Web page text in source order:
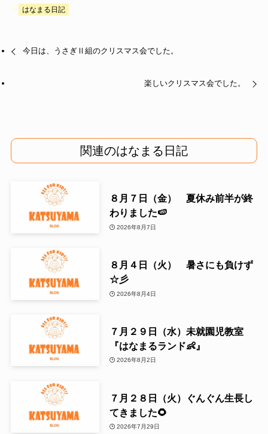
はなまる日記
今日は、うさぎⅡ組のクリスマス会でした。
楽しいクリスマス会でした。
関連のはなまる日記
８月７日（金） 夏休み前半が終
わりました🍉
2026年8月7日
８月４日（火） 暑さにも負けず
☆彡
2026年8月4日
７月２９日（水）未就園児教室
『はなまるランド👶』
2026年8月2日
７月２８日（火）ぐんぐん生長し
てきました🌻
2026年7月29日